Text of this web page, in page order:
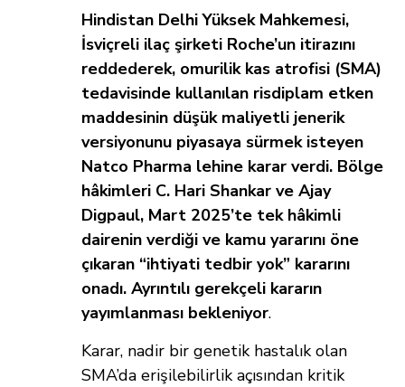
Hindistan Delhi Yüksek Mahkemesi,
İsviçreli ilaç şirketi Roche’un itirazını
reddederek, omurilik kas atrofisi (SMA)
tedavisinde kullanılan risdiplam etken
maddesinin düşük maliyetli jenerik
versiyonunu piyasaya sürmek isteyen
Natco Pharma lehine karar verdi. Bölge
hâkimleri C. Hari Shankar ve Ajay
Digpaul, Mart 2025’te tek hâkimli
dairenin verdiği ve kamu yararını öne
çıkaran “ihtiyati tedbir yok” kararını
onadı. Ayrıntılı gerekçeli kararın
yayımlanması bekleniyor.
Karar, nadir bir genetik hastalık olan
SMA’da erişilebilirlik açısından kritik